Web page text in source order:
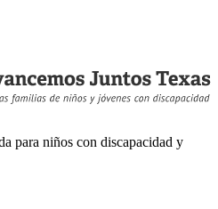
para niños con discapacidad y